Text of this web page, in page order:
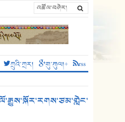
ཀྲུའི་ཀྲར། གུ་ཀུལ།+ rss